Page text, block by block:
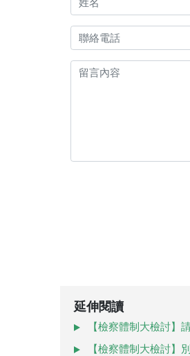
延伸閱讀
【檢察體制大檢討】
【檢察體制大檢討】